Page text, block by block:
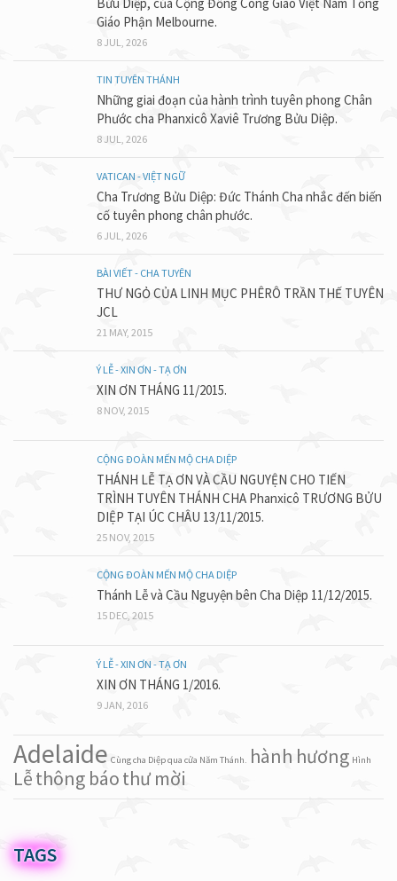
Giáo Phận Melbourne.
8 JUL, 2026
TIN TUYÊN THÁNH
Những giai đoạn của hành trình tuyên phong Chân
Phước cha Phanxicô Xaviê Trương Bửu Diệp.
8 JUL, 2026
VATICAN - VIỆT NGỮ
Cha Trương Bửu Diệp: Đức Thánh Cha nhắc đến biến
cố tuyên phong chân phước.
6 JUL, 2026
BÀI VIẾT - CHA TUYÊN
THƯ NGỎ CỦA LINH MỤC PHÊRÔ TRẦN THẾ TUYÊN
JCL
21 MAY, 2015
Ý LỄ - XIN ƠN - TẠ ƠN
XIN ƠN THÁNG 11/2015.
8 NOV, 2015
CỘNG ĐOÀN MẾN MỘ CHA DIỆP
THÁNH LỄ TẠ ƠN VÀ CẦU NGUYỆN CHO TIẾN
TRÌNH TUYÊN THÁNH CHA Phanxicô TRƯƠNG BỬU
DIỆP TẠI ÚC CHÂU 13/11/2015.
25 NOV, 2015
CỘNG ĐOÀN MẾN MỘ CHA DIỆP
Thánh Lễ và Cầu Nguyện bên Cha Diệp 11/12/2015.
15 DEC, 2015
Ý LỄ - XIN ƠN - TẠ ƠN
XIN ƠN THÁNG 1/2016.
9 JAN, 2016
Adelaide Cùng cha Diệp qua cửa Năm Thánh. hành hương Hình
Lễthông báothư mời
TAGS